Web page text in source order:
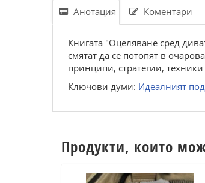
Анотация Коментари
Книгата "Оцеляване сред
смятат да се потопят в
принципи, стратегии,
Ключови думи: Идеалният
Продукти, които